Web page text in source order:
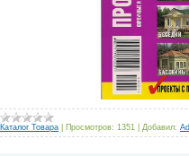
Каталог Товара Просмотров: 1351 Добавил: